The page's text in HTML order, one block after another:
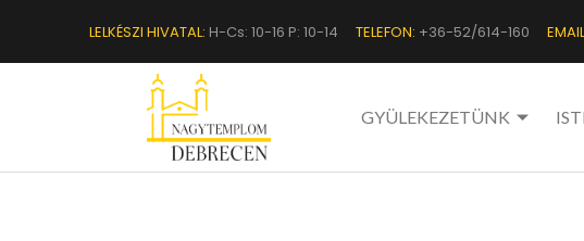
LELKÉSZI HIVATAL: H-Cs: 10-16 P: 10-14 TELEFON: +36-52/614-160
GYÜLEKEZETÜNK